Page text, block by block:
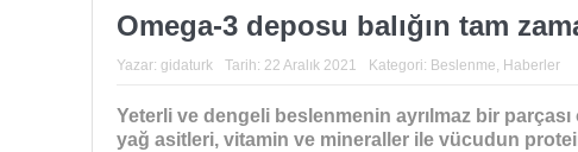
Omega-3 deposu balığın tam
Yazar: gidaturk Tarih: 22 Aralık 2021 Kategori: Beslenme, Haberler
Yeterli ve dengeli beslenmenin ayrılmaz bir
yağ asitleri, vitamin ve mineraller ile vücudun